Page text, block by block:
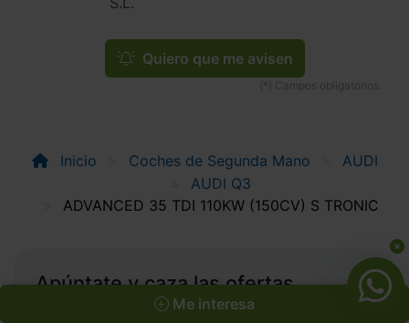
Quiero que me avisen
Me interesa
Inicio Coches de Segunda Mano
AUDI
AUDI Q3
ADVANCED 35 TDI 110KW (150CV) S TRONIC
Apúntate y caza las ofertas
Apúntate a nuestro boletín y serás el primero en